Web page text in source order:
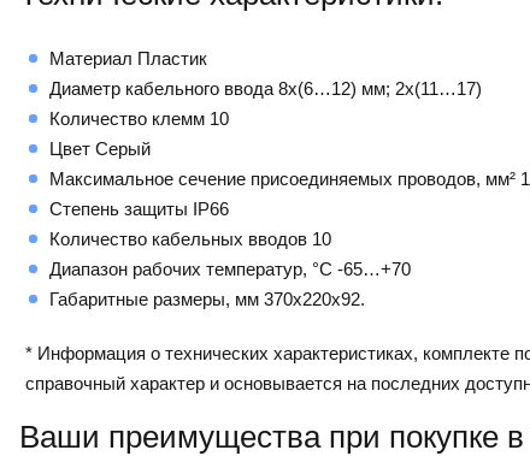
Материал Пластик
Диаметр кабельного ввода 8х(6…12) мм; 2х(11…17)
Количество клемм 10
Цвет Серый
Максимальное сечение присоединяемых проводов, мм²
Степень защиты IP66
Количество кабельных вводов 10
Диапазон рабочих температур, °С -65…+70
Габаритные размеры, мм 370х220х92.
* Информация о технических характеристиках, комплекте
справочный характер и основывается на последних
Ваши преимущества при покупке в